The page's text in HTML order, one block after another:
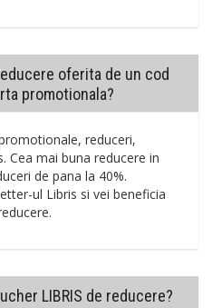
oferita de un cod
promotionala?
reduceri,
Cea mai buna reducere in
de pana la 40%.
ul Libris si vei beneficia
LIBRIS de reducere?